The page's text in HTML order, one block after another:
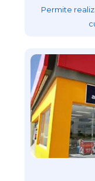
Permite